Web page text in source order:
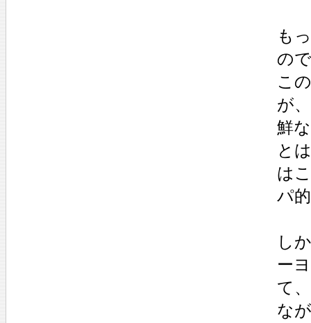
も
の
こ
が
鮮
と
は
パ
し
ー
て
な